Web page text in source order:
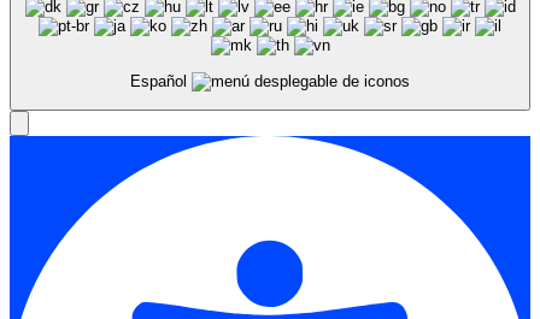
Español